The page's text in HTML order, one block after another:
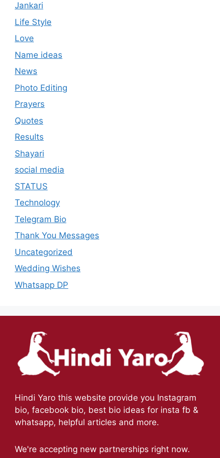
Jankari
Life Style
Love
Name ideas
News
Photo Editing
Prayers
Quotes
Results
Shayari
social media
STATUS
Technology
Telegram Bio
Thank You Messages
Uncategorized
Wedding Wishes
Whatsapp DP
Hindi Yaro this website provide you Instagram
bio, facebook bio, best bio ideas for insta fb &
whatsapp, helpful articles and more.
We're accepting new partnerships right now.